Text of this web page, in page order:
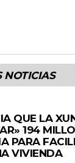
NOTICIAS
QUE LA
194
PARA
VIVIENDA